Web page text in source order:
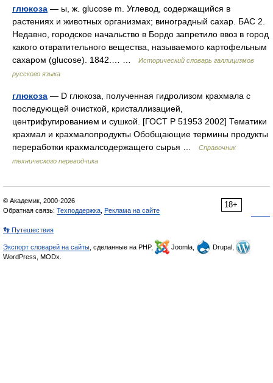
глюкоза — ы, ж. glucose m. Углевод, содержащийся в
растениях и животных организмах; виноградный сахар. БАС 2.
Недавно, городское начальство в Бордо запретило ввоз в город
какого отвратительного вещества, называемого картофельным
сахаром (glucose). 1842.… …
Исторический словарь галлицизмов
русского языка
глюкоза — D глюкоза, полученная гидролизом крахмала с
последующей очисткой, кристаллизацией,
центрифугированием и сушкой. [ГОСТ Р 51953 2002] Тематики
крахмал и крахмалопродукты Обобщающие термины продукты
переработки крахмалсодержащего сырья …
Справочник
технического переводчика
18+
© Академик, 2000-2026
Обратная связь: Техподдержка Реклама на сайте
👣 Путешествия
Экспорт словарей на сайты , сделанные на PHP, Joomla,
Drupal,
WordPress, MODx.